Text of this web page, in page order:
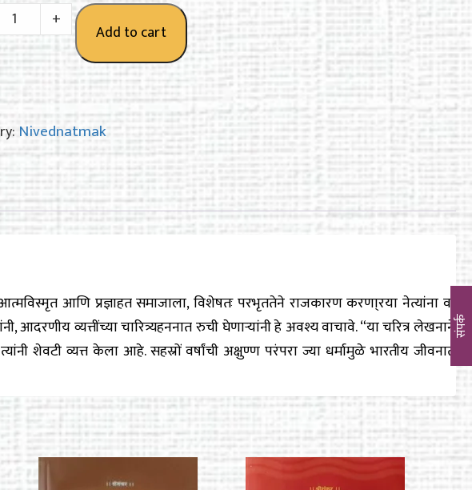
+
Add to cart
Nivednatmak
आणि प्रज्ञाहत समाजाला, विशेषतः परभृततेने राजकारण करणा्रया नेत्यांना वा
व्यत्तींच्या चारित्र्यहननात रुची घेणाऱ्यांनी हे अवश्य वाचावे. “या चरित्र लेखनाने
शेवटी व्यत्त केला आहे. सहस्रों वर्षांची अक्षुण्ण परंपरा ज्या धर्मामुळे भारतीय जीवनात
संपर्क